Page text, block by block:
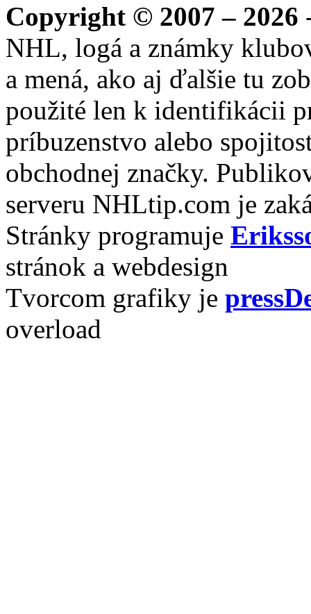
Copyright © 2007 – 2026
NHL, logá a známky
a mená, ako aj ďalšie tu
použité len k identifikácii
príbuzenstvo alebo
obchodnej značky.
serveru NHLtip.com je
Stránky programuje
stránok a webdesign
Tvorcom grafiky je
overload